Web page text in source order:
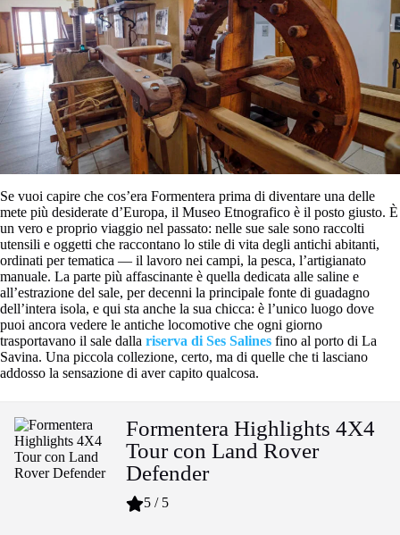
Se vuoi capire che cos’era Formentera prima di diventare una delle
mete più desiderate d’Europa, il Museo Etnografico è il posto giusto. È
un vero e proprio viaggio nel passato: nelle sue sale sono raccolti
utensili e oggetti che raccontano lo stile di vita degli antichi abitanti,
ordinati per tematica — il lavoro nei campi, la pesca, l’artigianato
manuale. La parte più affascinante è quella dedicata alle saline e
all’estrazione del sale, per decenni la principale fonte di guadagno
dell’intera isola, e qui sta anche la sua chicca: è l’unico luogo dove
puoi ancora vedere le antiche locomotive che ogni giorno
trasportavano il sale dalla riserva di Ses Salines fino al porto di La
Savina. Una piccola collezione, certo, ma di quelle che ti lasciano
addosso la sensazione di aver capito qualcosa.
Formentera Highlights 4X4
Tour con Land Rover
Defender
5 / 5